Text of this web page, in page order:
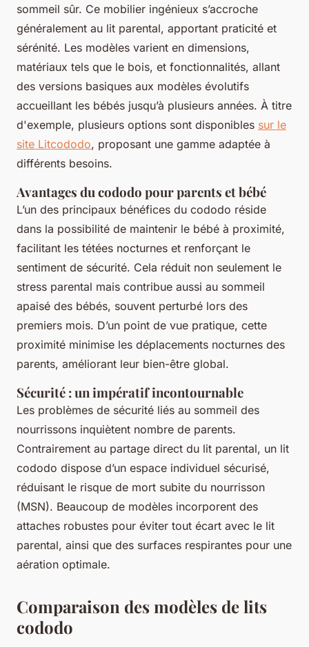
sommeil sûr. Ce mobilier ingénieux s’accroche
généralement au lit parental, apportant praticité et
sérénité. Les modèles varient en dimensions,
matériaux tels que le bois, et fonctionnalités, allant
des versions basiques aux modèles évolutifs
accueillant les bébés jusqu’à plusieurs années. À titre
d'exemple, plusieurs options sont disponibles sur le
site Litcododo, proposant une gamme adaptée à
différents besoins.
Avantages du cododo pour parents et bébé
L’un des principaux bénéfices du cododo réside
dans la possibilité de maintenir le bébé à proximité,
facilitant les tétées nocturnes et renforçant le
sentiment de sécurité. Cela réduit non seulement le
stress parental mais contribue aussi au sommeil
apaisé des bébés, souvent perturbé lors des
premiers mois. D’un point de vue pratique, cette
proximité minimise les déplacements nocturnes des
parents, améliorant leur bien-être global.
Sécurité : un impératif incontournable
Les problèmes de sécurité liés au sommeil des
nourrissons inquiètent nombre de parents.
Contrairement au partage direct du lit parental, un lit
cododo dispose d’un espace individuel sécurisé,
réduisant le risque de mort subite du nourrisson
(MSN). Beaucoup de modèles incorporent des
attaches robustes pour éviter tout écart avec le lit
parental, ainsi que des surfaces respirantes pour une
aération optimale.
Comparaison des modèles de lits
cododo